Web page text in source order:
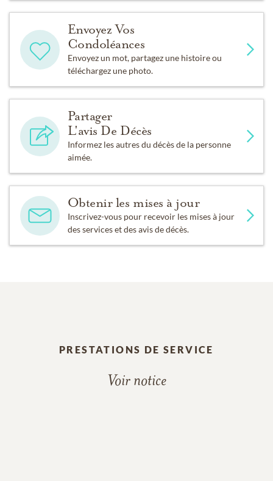
Envoyez Vos
Condoléances
Envoyez un mot, partagez une histoire ou
téléchargez une photo.
Partager
L'avis De Décès
Informez les autres du décès de la personne
aimée.
Obtenir les mises à jour
Inscrivez-vous pour recevoir les mises à jour
des services et des avis de décès.
PRESTATIONS DE SERVICE
Voir notice